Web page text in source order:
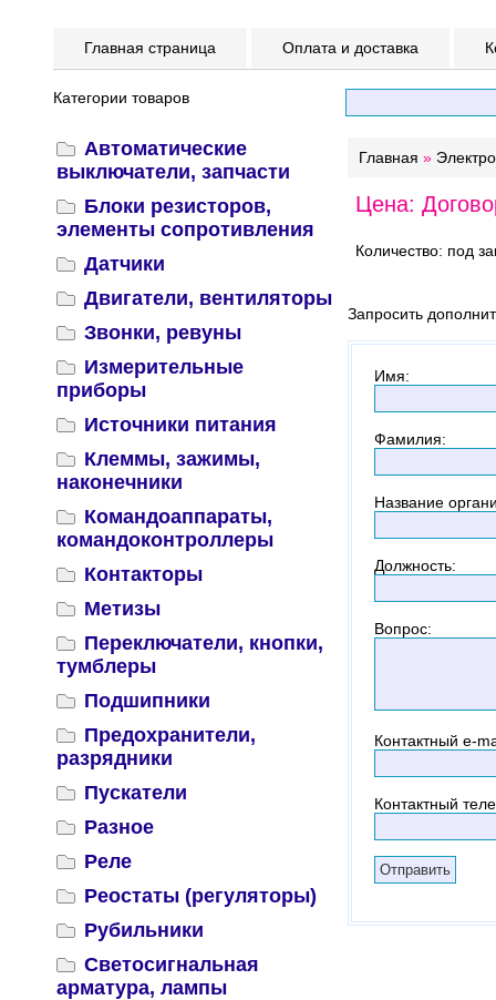
Главная страница Оплата и доставка
Категории товаров
Автоматические
выключатели, запчасти
Блоки резисторов,
элементы сопротивления
Датчики
Двигатели, вентиляторы
Звонки, ревуны
Измерительные
приборы
Источники питания
Клеммы, зажимы,
наконечники
Командоаппараты,
командоконтроллеры
Контакторы
Метизы
Переключатели, кнопки,
тумблеры
Подшипники
Предохранители,
разрядники
Пускатели
Разное
Реле
Реостаты (регуляторы)
Рубильники
Светосигнальная
арматура, лампы
Главная »
Цена:
Количество: под
Запросить
Имя:
Фамилия:
Название
Должность:
Вопрос:
Контактный e-
Контактный